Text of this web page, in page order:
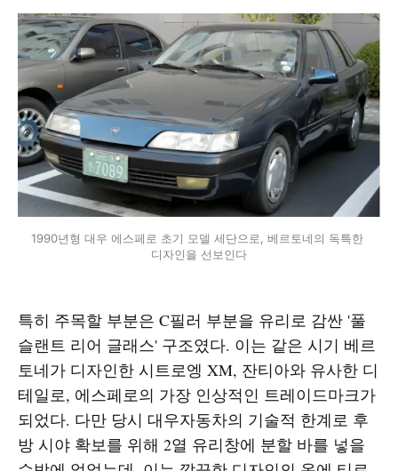
1990년형 대우 에스페로 초기 모델 세단으로, 베르토네의 독특한
디자인을 선보인다
특히 주목할 부분은 C필러 부분을 유리로 감싼 '풀
슬랜트 리어 글래스' 구조였다. 이는 같은 시기 베르
토네가 디자인한 시트로엥 XM, 잔티아와 유사한 디
테일로, 에스페로의 가장 인상적인 트레이드마크가
되었다. 다만 당시 대우자동차의 기술적 한계로 후
방 시야 확보를 위해 2열 유리창에 분할 바를 넣을